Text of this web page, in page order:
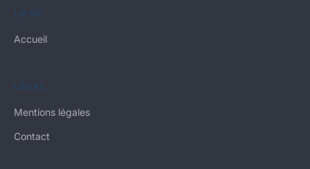
LIENS
Accueil
LÉGAL
Mentions légales
Contact